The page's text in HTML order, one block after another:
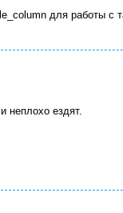
для работы с
неплохо ездят.